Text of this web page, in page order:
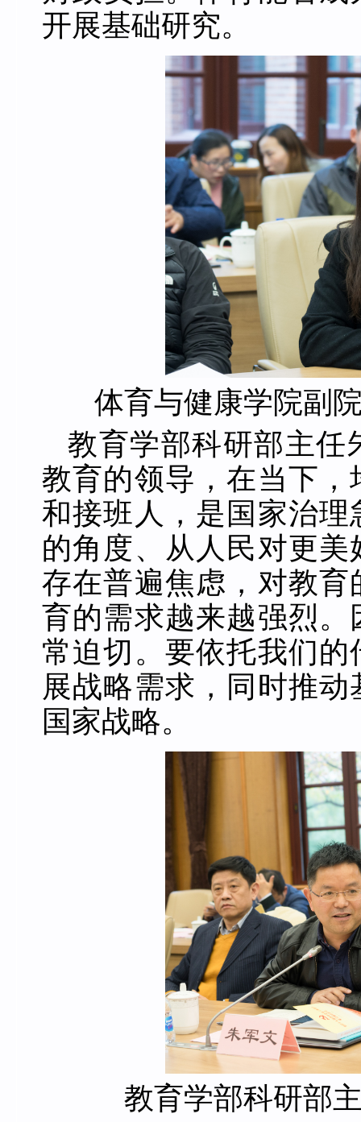
开展基础研究。
体育与健康学院副
教育学部科研部主任
教育的领导，在当下
和接班人，是国家治
的角度、从人民对更
存在普遍焦虑，对教
育的需求越来越强烈
常迫切。要依托我们
展战略需求，同时推
国家战略。
教育学部科研部